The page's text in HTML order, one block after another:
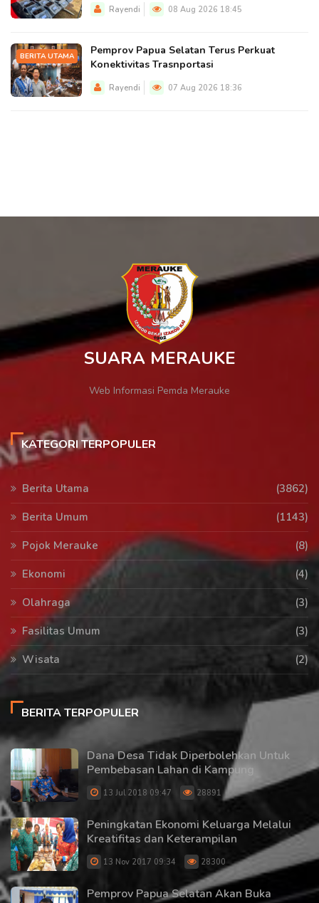
Rayendi 08 Aug 2026 18:45
BERITA UTAMA
Pemprov Papua Selatan Terus Perkuat
Konektivitas Trasnportasi
Rayendi 07 Aug 2026 18:36
SUARA MERAUKE
Web Informasi Pemda Merauke
KATEGORI TERPOPULER
Berita Utama
(3862)
Berita Umum
(1143)
Pojok Merauke
(8)
Ekonomi
(4)
Olahraga
(3)
Fasilitas Umum
(3)
Wisata
(2)
BERITA TERPOPULER
Dana Desa Tidak Diperbolehkan Untuk
Pembebasan Lahan di Kampung
13 Jul 2018 09:47 28891
Peningkatan Ekonomi Keluarga Melalui
Kreatifitas dan Keterampilan
13 Nov 2017 09:34 28300
Pemprov Papua Selatan Akan Buka